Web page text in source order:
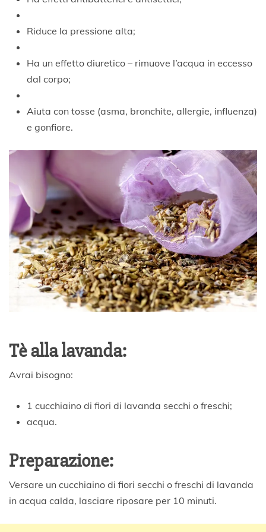
Riduce la pressione alta;
Ha un effetto diuretico – rimuove l’acqua in eccesso
dal corpo;
Aiuta con tosse (asma, bronchite, allergie, influenza)
e gonfiore.
Tè alla lavanda:
Avrai bisogno:
1 cucchiaino di fiori di lavanda secchi o freschi;
acqua.
Preparazione:
Versare un cucchiaino di fiori secchi o freschi di lavanda
in acqua calda, lasciare riposare per 10 minuti.